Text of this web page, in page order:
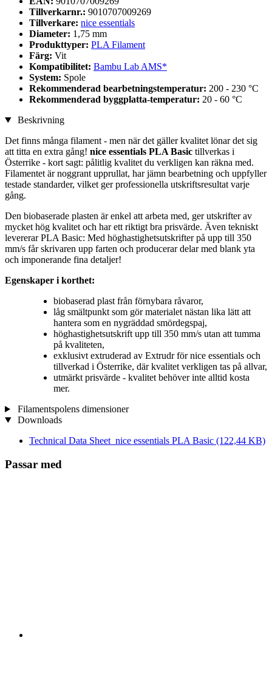
Tillverkarnr.: 9010707009269
Tillverkare: nice essentials
Diameter: 1,75 mm
Produkttyper: PLA Filament
Färg: Vit
Kompatibilitet: Bambu Lab AMS*
System: Spole
Rekommenderad bearbetningstemperatur: 200 - 230 °C
Rekommenderad byggplatta-temperatur: 20 - 60 °C
Beskrivning
Det finns många filament - men när det gäller kvalitet lönar det sig
att titta en extra gång! nice essentials PLA Basic tillverkas i
Österrike - kort sagt: pålitlig kvalitet du verkligen kan räkna med.
Filamentet är noggrant upprullat, har jämn bearbetning och uppfyller
testade standarder, vilket ger professionella utskriftsresultat varje
gång.
Den biobaserade plasten är enkel att arbeta med, ger utskrifter av
mycket hög kvalitet och har ett riktigt bra prisvärde. Även tekniskt
levererar PLA Basic: Med höghastighetsutskrifter på upp till 350
mm/s får skrivaren upp farten och producerar delar med blank yta
och imponerande fina detaljer!
Egenskaper i korthet:
biobaserad plast från förnybara råvaror,
låg smältpunkt som gör materialet nästan lika lätt att
hantera som en nygräddad smördegspaj,
höghastighetsutskrift upp till 350 mm/s utan att tumma
på kvaliteten,
exklusivt extruderad av Extrudr för nice essentials och
tillverkad i Österrike, där kvalitet verkligen tas på allvar,
utmärkt prisvärde - kvalitet behöver inte alltid kosta
mer.
Filamentspolens dimensioner
Downloads
Technical Data Sheet_nice essentials PLA Basic (122,44 KB)
Passar med